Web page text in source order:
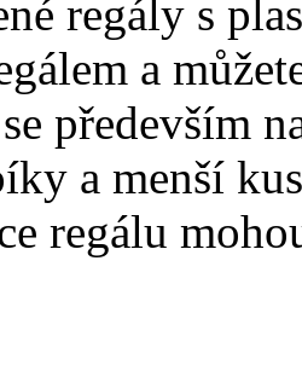
regály s
a
především
a menší
regálu